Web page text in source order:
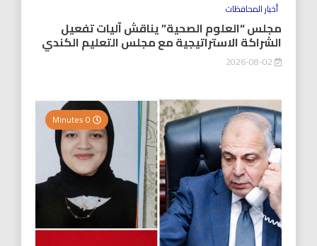
أخبار المحافظات
مجلس “العلوم الصحية” يناقش آليات تفعيل
الشراكة الاستراتيجية مع مجلس التعليم الكندي